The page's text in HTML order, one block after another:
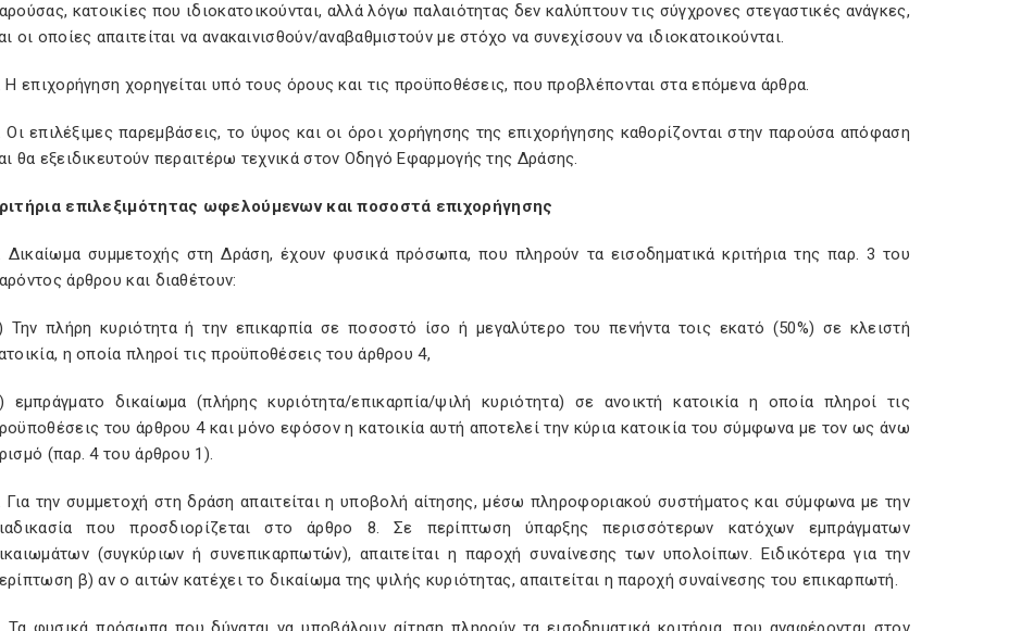
κατοικίες που ιδιοκατοικούνται, αλλά λόγω παλαιότητας δεν καλύπτουν τις σύγχρονες στεγαστικές ανάγκες,
οι οποίες απαιτείται να ανακαινισθούν/αναβαθμιστούν με στόχο να συνεχίσουν να ιδιοκατοικούνται.
Η επιχορήγηση χορηγείται υπό τους όρους και τις προϋποθέσεις, που προβλέπονται στα επόμενα άρθρα.
Οι επιλέξιμες παρεμβάσεις, το ύψος και οι όροι χορήγησης της επιχορήγησης καθορίζονται στην παρούσα απόφαση
θα εξειδικευτούν περαιτέρω τεχνικά στον Οδηγό Εφαρμογής της Δράσης.
επιλεξιμότητας ωφελούμενων και ποσοστά επιχορήγησης
Δικαίωμα συμμετοχής στη Δράση, έχουν φυσικά πρόσωπα, που πληρούν τα εισοδηματικά κριτήρια της παρ. 3 του
άρθρου και διαθέτουν:
Την πλήρη κυριότητα ή την επικαρπία σε ποσοστό ίσο ή μεγαλύτερο του πενήντα τοις εκατό (50%) σε κλειστή
η οποία πληροί τις προϋποθέσεις του άρθρου 4,
εμπράγματο δικαίωμα (πλήρης κυριότητα/επικαρπία/ψιλή κυριότητα) σε ανοικτή κατοικία η οποία πληροί τις
του άρθρου 4 και μόνο εφόσον η κατοικία αυτή αποτελεί την κύρια κατοικία του σύμφωνα με τον ως άνω
(παρ. 4 του άρθρου 1).
Για την συμμετοχή στη δράση απαιτείται η υποβολή αίτησης, μέσω πληροφοριακού συστήματος και σύμφωνα με την
που προσδιορίζεται στο άρθρο 8. Σε περίπτωση ύπαρξης περισσότερων κατόχων εμπράγματων
(συγκύριων ή συνεπικαρπωτών), απαιτείται η παροχή συναίνεσης των υπολοίπων. Ειδικότερα για την
β) αν ο αιτών κατέχει το δικαίωμα της ψιλής κυριότητας, απαιτείται η παροχή συναίνεσης του επικαρπωτή.